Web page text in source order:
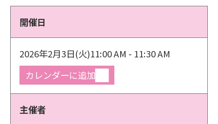
開催日
2026年2月3日(火)11:00 AM - 11:30 AM
カレンダーに追加
主催者